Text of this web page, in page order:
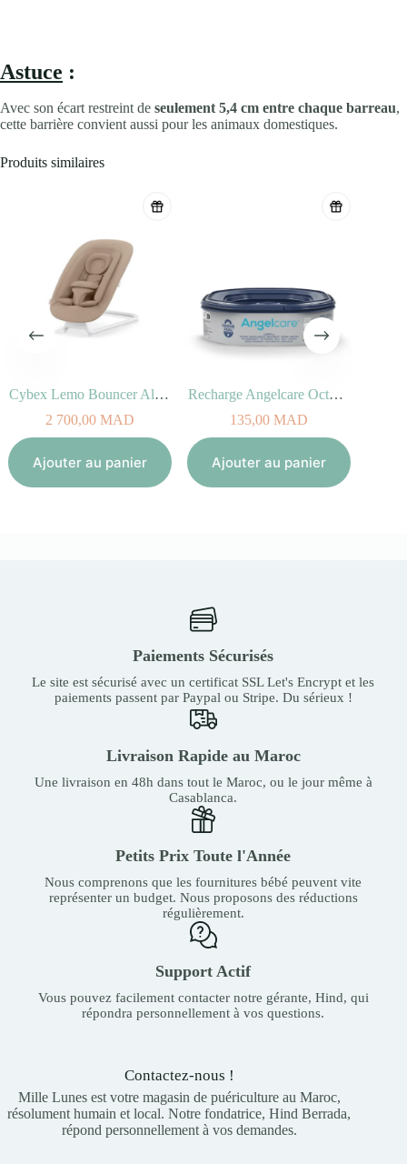
Astuce :
Avec son écart restreint de seulement 5,4 cm entre chaque barreau,
cette barrière convient aussi pour les animaux domestiques.
Produits similaires
Cybex Lemo Bouncer Almond Beige
2 700,00MAD
Ajouter au panier
Recharge Angelcare Octogonale (x1)
135,00MAD
Ajouter au panier
Paiements Sécurisés
Le site est sécurisé avec un certificat SSL Let's Encrypt et les
paiements passent par Paypal ou Stripe. Du sérieux !
Livraison Rapide au Maroc
Une livraison en 48h dans tout le Maroc, ou le jour même à
Casablanca.
Petits Prix Toute l'Année
Nous comprenons que les fournitures bébé peuvent vite
représenter un budget. Nous proposons des réductions
régulièrement.
Support Actif
Vous pouvez facilement contacter notre gérante, Hind, qui
répondra personnellement à vos questions.
Contactez-nous !
Mille Lunes est votre magasin de puériculture au Maroc,
résolument humain et local. Notre fondatrice, Hind Berrada,
répond personnellement à vos demandes.